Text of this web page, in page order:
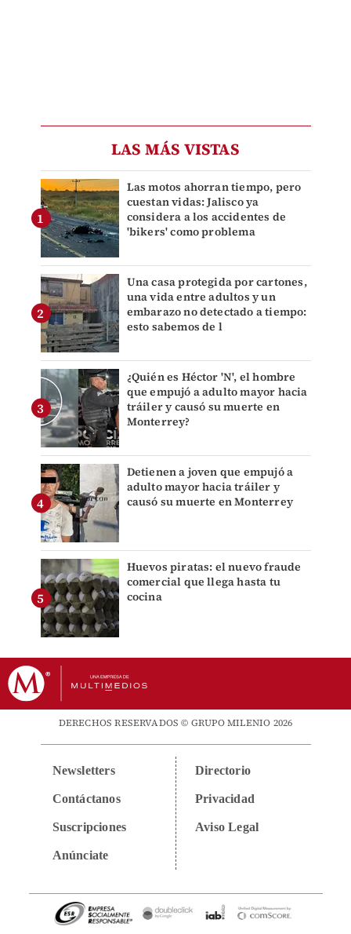
LAS MÁS VISTAS
Las motos ahorran tiempo, pero
cuestan vidas: Jalisco ya
considera a los accidentes de
'bikers' como problema
Una casa protegida por cartones,
una vida entre adultos y un
embarazo no detectado a tiempo:
esto sabemos de l
¿Quién es Héctor 'N', el hombre
que empujó a adulto mayor hacia
tráiler y causó su muerte en
Monterrey?
Detienen a joven que empujó a
adulto mayor hacia tráiler y
causó su muerte en Monterrey
Huevos piratas: el nuevo fraude
comercial que llega hasta tu
cocina
DERECHOS RESERVADOS © GRUPO MILENIO 2026
Newsletters
Contáctanos
Suscripciones
Anúnciate
Directorio
Privacidad
Aviso Legal